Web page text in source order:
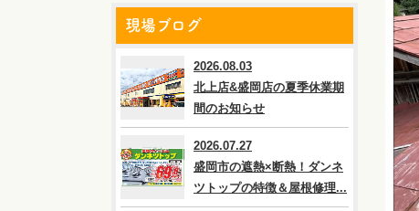
現場ブログ
2026.08.03
北上店&盛岡店の夏季休業期
間のお知らせ
2026.07.27
盛岡市の遮熱×断熱！ダンネ
ツトップの特徴＆屋根修理...